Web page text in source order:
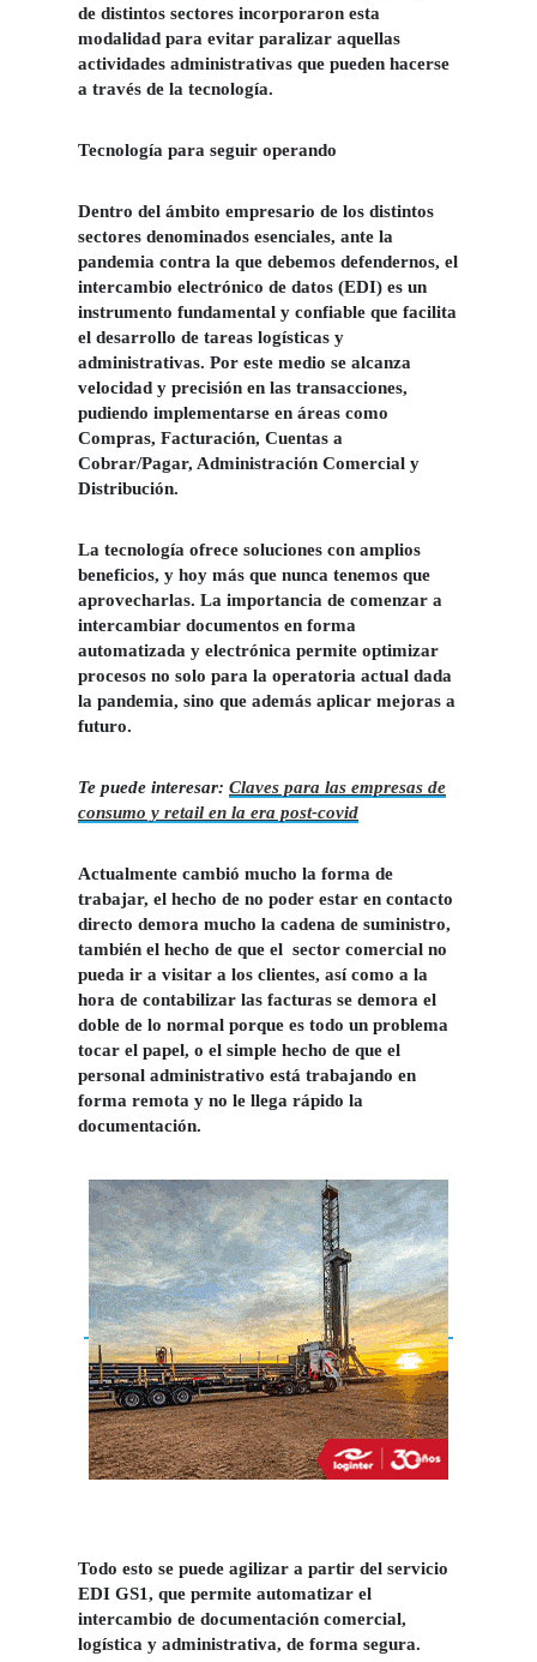
de distintos sectores incorporaron esta
modalidad para evitar paralizar aquellas
actividades administrativas que pueden hacerse
a través de la tecnología.
Tecnología para seguir operando
Dentro del ámbito empresario de los distintos
sectores denominados esenciales, ante la
pandemia contra la que debemos defendernos, el
intercambio electrónico de datos (EDI) es un
instrumento fundamental y confiable que facilita
el desarrollo de tareas logísticas y
administrativas. Por este medio se alcanza
velocidad y precisión en las transacciones,
pudiendo implementarse en áreas como
Compras, Facturación, Cuentas a
Cobrar/Pagar, Administración Comercial y
Distribución.
La tecnología ofrece soluciones con amplios
beneficios, y hoy más que nunca tenemos que
aprovecharlas. La importancia de comenzar a
intercambiar documentos en forma
automatizada y electrónica permite optimizar
procesos no solo para la operatoria actual dada
la pandemia, sino que además aplicar mejoras a
futuro.
Te puede interesar: Claves para las empresas de
consumo y retail en la era post-covid
Actualmente cambió mucho la forma de
trabajar, el hecho de no poder estar en contacto
directo demora mucho la cadena de suministro,
también el hecho de que el sector comercial no
pueda ir a visitar a los clientes, así como a la
hora de contabilizar las facturas se demora el
doble de lo normal porque es todo un problema
tocar el papel, o el simple hecho de que el
personal administrativo está trabajando en
forma remota y no le llega rápido la
documentación.
Todo esto se puede agilizar a partir del servicio
EDI GS1, que permite automatizar el
intercambio de documentación comercial,
logística y administrativa, de forma segura.